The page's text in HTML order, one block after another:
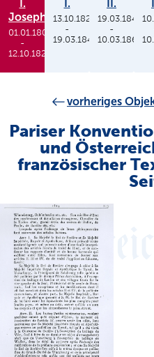
I.
Joseph
01.01.1806
-
12.10.1825
I.
13.10.1825
-
19.03.1848
II.
19.03.1848
-
10.03.1864
vorheriges
Pariser
und
französischer